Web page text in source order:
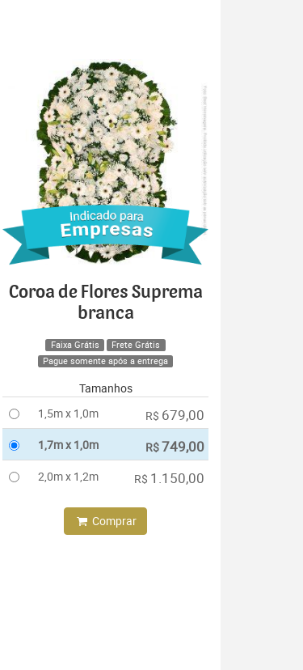
Coroa de Flores Suprema
branca
Faixa Grátis
Frete Grátis
Pague somente após a entrega
Tamanhos
1,5m x 1,0m
R$ 679,00
1,7m x 1,0m R$749,00
2,0m x 1,2m R$ 1.150,00
Comprar